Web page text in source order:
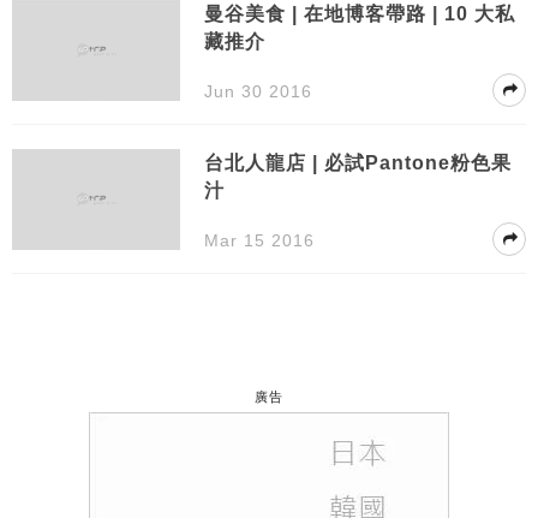
曼谷美食 | 在地博客帶路 | 10 大私
藏推介
Jun 30 2016
台北人龍店 | 必試Pantone粉色果
汁
Mar 15 2016
廣告